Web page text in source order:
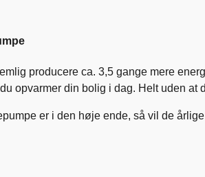
producere ca. 3,5 gange mere
opvarmer din bolig i dag. Helt uden at
er i den høje ende, så vil de